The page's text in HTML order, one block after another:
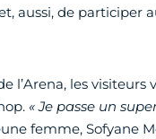
aussi, de participer
l’Arena, les visiteurs
« Je passe un
femme, Sofyane